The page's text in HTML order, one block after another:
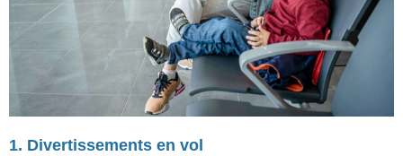
1. Divertissements en vol